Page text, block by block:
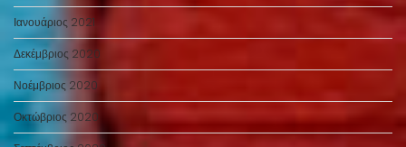
Ιανουάριος 2021
Δεκέμβριος 2020
Νοέμβριος 2020
Οκτώβριος 2020